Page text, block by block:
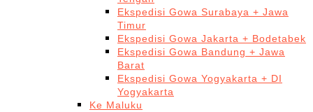
Ekspedisi Gowa Surabaya + Jawa
Timur
Ekspedisi Gowa Jakarta + Bodetabek
Ekspedisi Gowa Bandung + Jawa
Barat
Ekspedisi Gowa Yogyakarta + DI
Yogyakarta
Ke Maluku